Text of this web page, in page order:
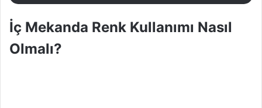
İç Mekanda Renk Kullanımı Nasıl
Olmalı?